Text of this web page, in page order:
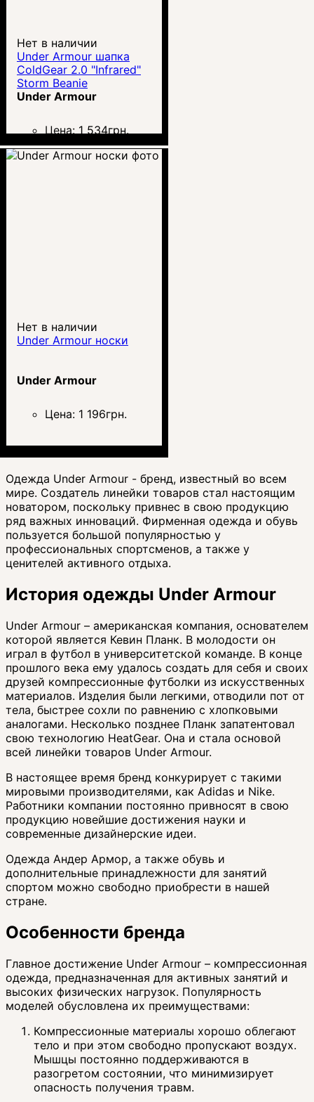
Нет в наличии
Under Armour шапка
ColdGear 2.0 "Infrared"
Storm Beanie
Under Armour
Цена: 1 534грн.
Нет в наличии
Under Armour носки
Under Armour
Цена: 1 196грн.
Одежда Under Armour - бренд, известный во всем
мире. Создатель линейки товаров стал настоящим
новатором, поскольку привнес в свою продукцию
ряд важных инноваций. Фирменная одежда и обувь
пользуется большой популярностью у
профессиональных спортсменов, а также у
ценителей активного отдыха.
История одежды Under Armour
Under Armour – американская компания, основателем
которой является Кевин Планк. В молодости он
играл в футбол в университетской команде. В конце
прошлого века ему удалось создать для себя и своих
друзей компрессионные футболки из искусственных
материалов. Изделия были легкими, отводили пот от
тела, быстрее сохли по равнению с хлопковыми
аналогами. Несколько позднее Планк запатентовал
свою технологию HeatGear. Она и стала основой
всей линейки товаров Under Armour.
В настоящее время бренд конкурирует с такими
мировыми производителями, как Adidas и Nike.
Работники компании постоянно привносят в свою
продукцию новейшие достижения науки и
современные дизайнерские идеи.
Одежда Андер Армор, а также обувь и
дополнительные принадлежности для занятий
спортом можно свободно приобрести в нашей
стране.
Особенности бренда
Главное достижение Under Armour – компрессионная
одежда, предназначенная для активных занятий и
высоких физических нагрузок. Популярность
моделей обусловлена их преимуществами:
Компрессионные материалы хорошо облегают
тело и при этом свободно пропускают воздух.
Мышцы постоянно поддерживаются в
разогретом состоянии, что минимизирует
опасность получения травм.